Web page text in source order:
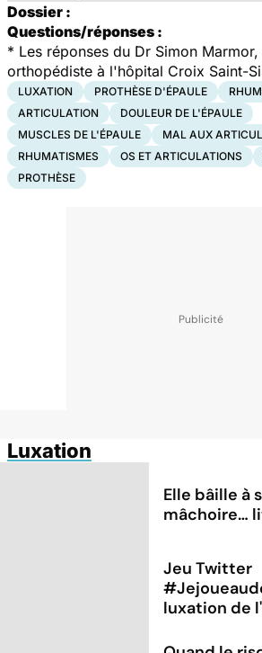
Dossier :
Questions/réponses :
* Les réponses du Dr Simon
orthopédiste à l'hôpital Croix Saint-
LUXATION PROTHÈSE D'ÉPAULE
ARTICULATION
DOULEUR DE L'ÉPAULE
MUSCLES DE L'ÉPAULE
MAL AUX
RHUMATISMES
OS ET ARTICULATIONS
PROTHÈSE
Luxation
Elle bâille à
mâchoire…
Jeu Twitter
luxation de